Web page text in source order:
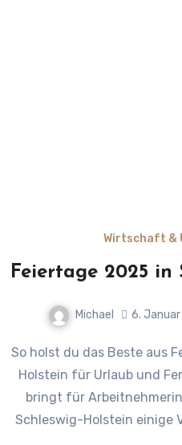
Wirtschaft &
Feiertage 2025 in
Michael 6.
So holst du das Beste aus Feiertage 2025 in Schleswig-
Holstein für Urlaub und
bringt für
Schleswig-Holstein einige